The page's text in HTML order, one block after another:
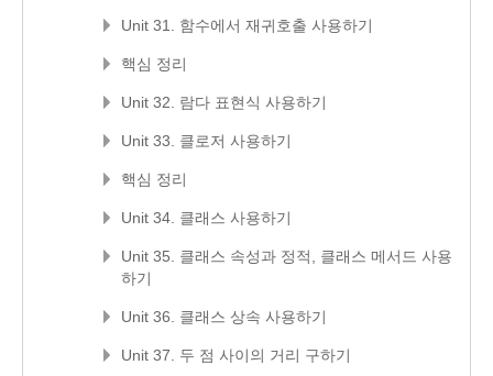
Unit 31. 함수에서 재귀호출 사용하기
핵심 정리
Unit 32. 람다 표현식 사용하기
Unit 33. 클로저 사용하기
핵심 정리
Unit 34. 클래스 사용하기
Unit 35. 클래스 속성과 정적, 클래스 메서드 사용
하기
Unit 36. 클래스 상속 사용하기
Unit 37. 두 점 사이의 거리 구하기